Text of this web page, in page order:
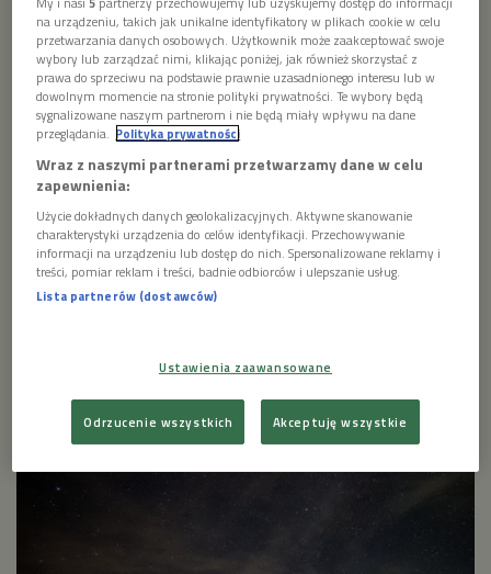
kontekście swojego doświadczenia lotu
kosmicznego. Stwierdził, że nie zna nikogo, kto
poleciałby w kosmos jako niewierzący i wrócił
ateistą, a zna takie osoby, które po locie zmieniły
swoje podejście do życia i wiary. Mówił, że obecność
Boga dało się odczuć w kosmosie. „Skoro nasza
galaktyka wiruje, ma jakiś środek. To musi być
przecież korba". A kto tą korbą kręci?”
AUDIO 1 plik
 22'18
na urządzeniu, takich jak unikalne identyfikatory w plikach cookie w celu
przetwarzania danych osobowych. Użytkownik może zaakceptować swoje
wybory lub zarządzać nimi, klikając poniżej, jak również skorzystać z
prawa do sprzeciwu na podstawie prawnie uzasadnionego interesu lub w
dowolnym momencie na stronie polityki prywatności. Te wybory będą
sygnalizowane naszym partnerom i nie będą miały wpływu na dane
przeglądania. Polityka prywatności
Wraz z naszymi partnerami przetwarzamy dane w celu
zapewnienia:
Użycie dokładnych danych geolokalizacyjnych. Aktywne skanowanie
charakterystyki urządzenia do celów identyfikacji. Przechowywanie
informacji na urządzeniu lub dostęp do nich. Spersonalizowane reklamy i
treści, pomiar reklam i treści, badnie odbiorców i ulepszanie usług.
Lista partnerów (dostawców)
Ustawienia zaawansowane
Odrzucenie wszystkich Akceptuję wszystkie